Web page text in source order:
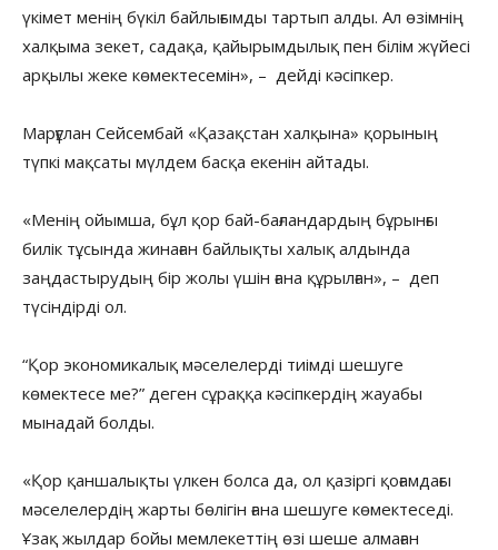
үкімет менің бүкіл байлығымды тартып алды. Ал өзімнің
халқыма зекет, садақа, қайырымдылық пен білім жүйесі
арқылы жеке көмектесемін», – дейді кәсіпкер.
Марғұлан Сейсембай «Қазақстан халқына» қорының
түпкі мақсаты мүлдем басқа екенін айтады.
«Менің ойымша, бұл қор бай-бағландардың бұрынғы
билік тұсында жинаған байлықты халық алдында
заңдастырудың бір жолы үшін ғана құрылған», – деп
түсіндірді ол.
“Қор экономикалық мәселелерді тиімді шешуге
көмектесе ме?” деген сұраққа кәсіпкердің жауабы
мынадай болды.
«Қор қаншалықты үлкен болса да, ол қазіргі қоғамдағы
мәселелердің жарты бөлігін ғана шешуге көмектеседі.
Ұзақ жылдар бойы мемлекеттің өзі шеше алмаған